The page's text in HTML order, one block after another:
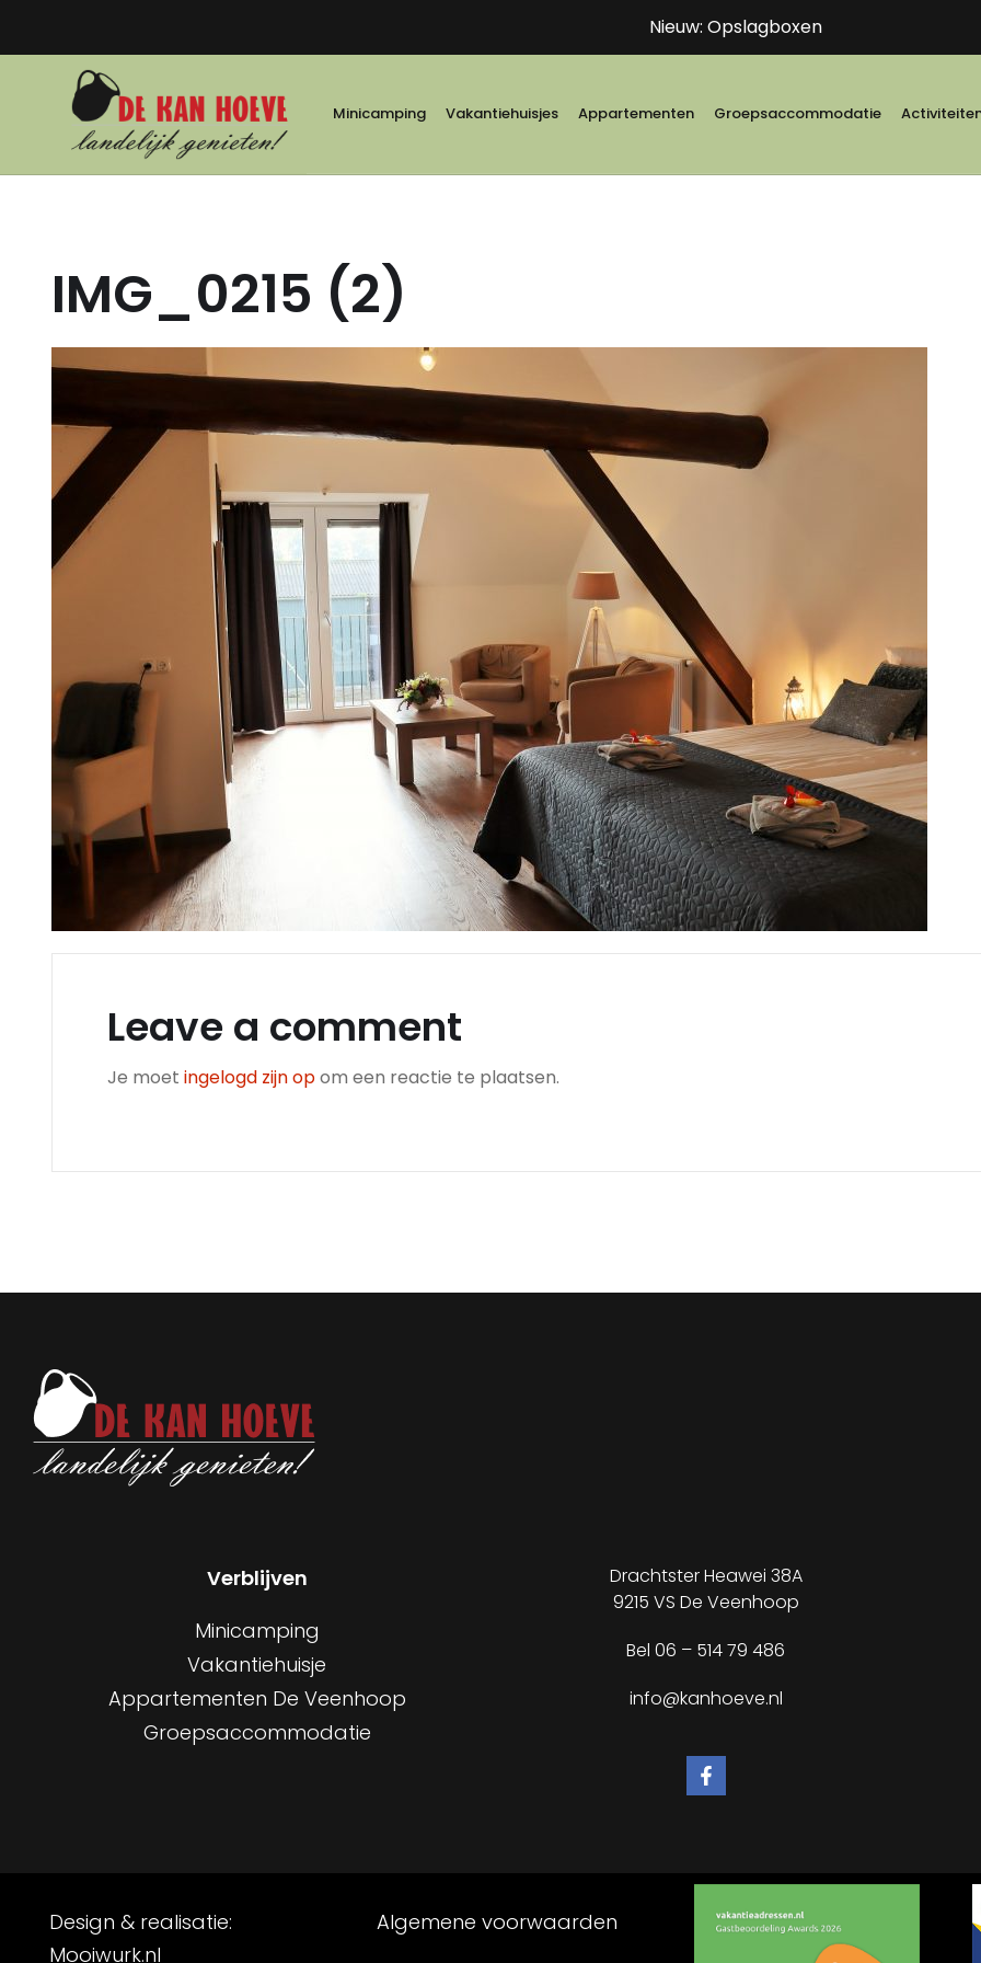
Nieuw: Opslagboxen
Minicamping Vakantiehuisjes Appartementen Groepsaccommodatie
IMG_0215 (2)
Leave a comment
Je moet ingelogd zijn opom een reactie te plaatsen.
Verblijven
Minicamping
Vakantiehuisje
Appartementen De Veenhoop
Groepsaccommodatie
Drachtster Heawei 38A
9215 VS De Veenhoop
Bel06 – 514 79 486
info@kanhoeve.nl
Design & realisatie:
Mooiwurk.nl
Algemene voorwaarden